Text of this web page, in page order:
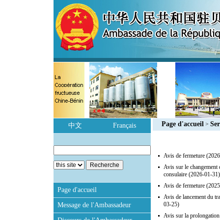
中文 Français
Page d'accueil
Message de l'Ambassadeur
Page d'accueil >
Avis de fermeture
Avis sur le changement
consulaire (2026-01-31)
Avis de fermeture
Avis de lancement du
03-25)
Avis sur la prolongation